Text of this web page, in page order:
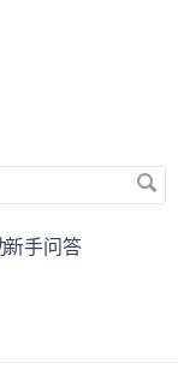
新手问答